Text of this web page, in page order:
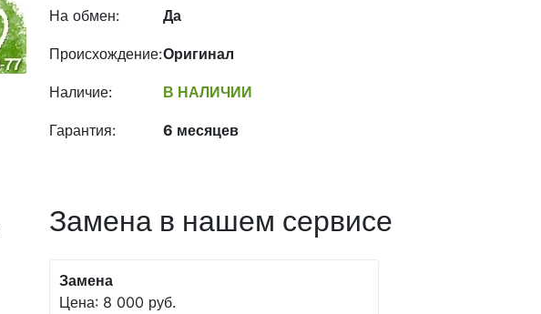
На обмен: Да
Происхождение:Оригинал
Наличие: В НАЛИЧИИ
Гарантия: 6 месяцев
Замена в нашем сервисе
Замена
Цена: 8 000 руб.